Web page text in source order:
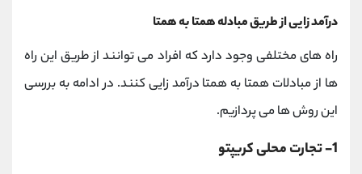
درآمد زایی از طریق مبادله همتا به همتا
راه های مختلفی وجود دارد که افراد می توانند از طریق این راه
ها از مبادلات همتا به همتا درآمد زایی کنند. در ادامه به بررسی
این روش ها می پردازیم.
1- تجارت محلی کریپتو